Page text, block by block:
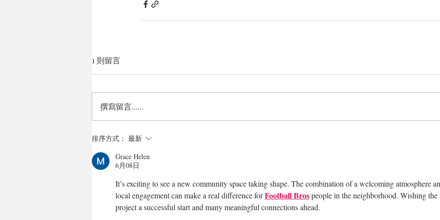
1 則留言
撰寫留言......
排序方式： 最新
Grace Helen
6月08日
It’s exciting to see a new community space taking shape. The combination of a welcoming atmosphere
local engagement can make a real difference for Football Bros people in the neighborhood. Wishing the
project a successful start and many meaningful connections ahead.